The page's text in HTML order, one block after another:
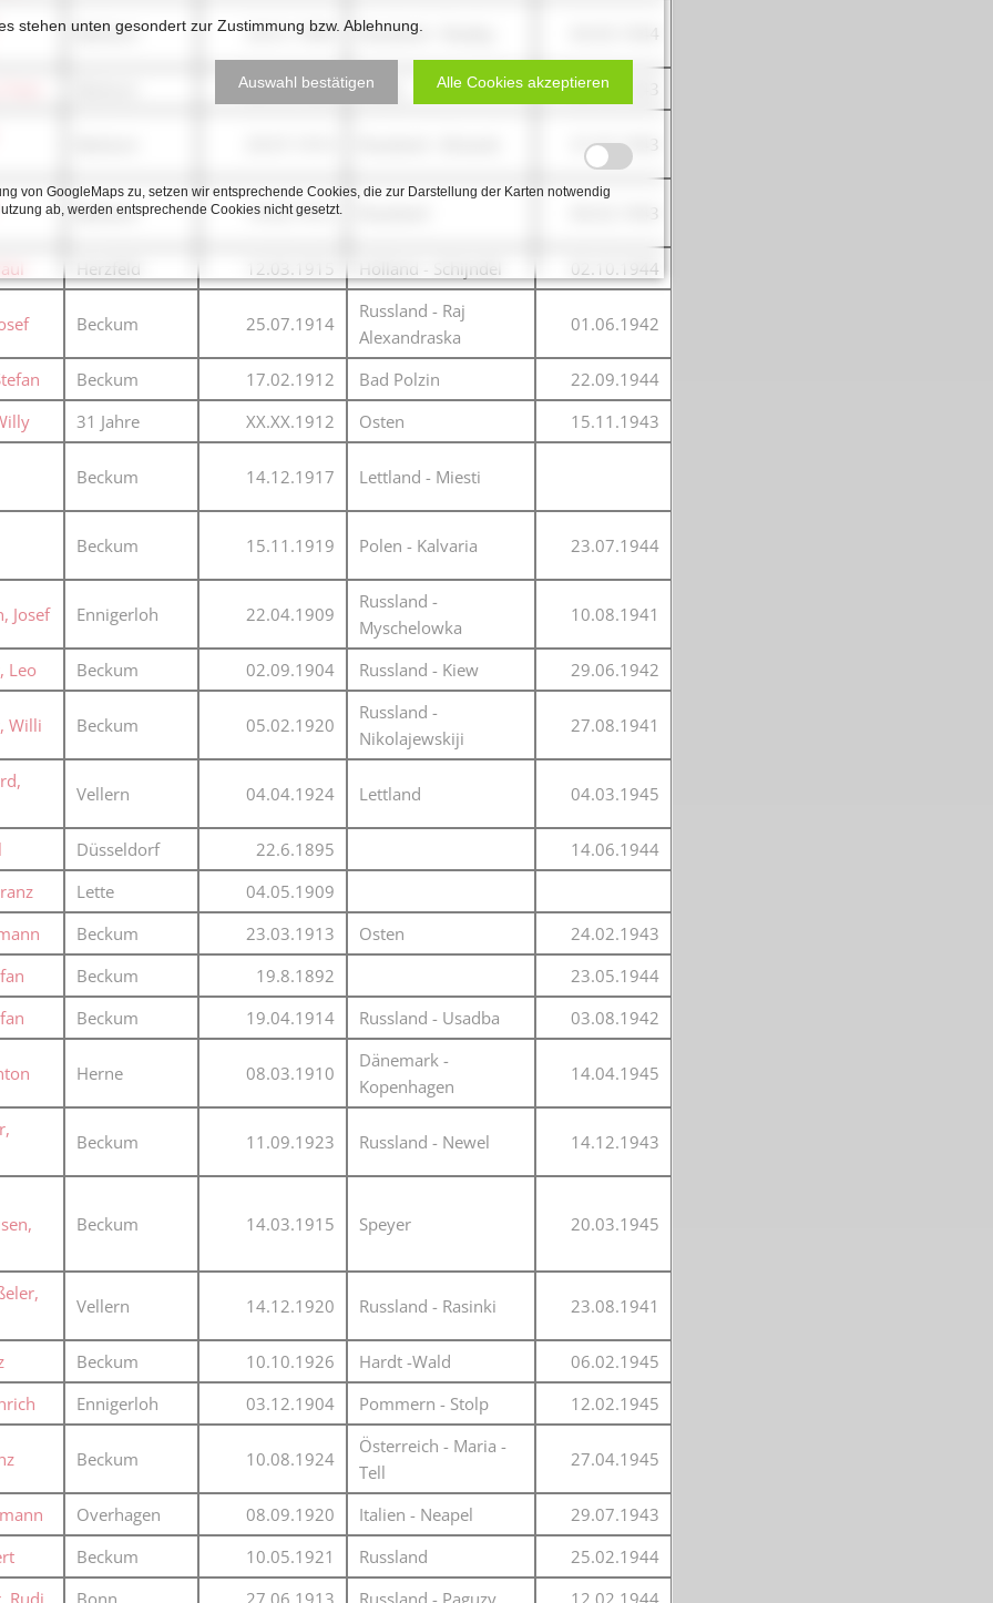
Beckum 29.01.1909 Russland - Rowby 04.05.1944
26.12.1924 Osten
03.10.1943
31.07.1943
Beckum 19.02.1912 06.02.1943
Herzfeld 12.03.1915 Holland - Schijndel 02.10.1944
Beckum 25.07.1914
Russland - Raj
Alexandraska
01.06.1942
Beckum 17.02.1912 Bad Polzin
22.09.1944
31 Jahre XX.XX.1912 Osten
15.11.1943
Beckum 14.12.1917 Lettland - Miesti
Beckum 15.11.1919 Polen - Kalvaria 23.07.1944
Josef Ennigerloh 22.04.1909
Russland -
Myschelowka
10.08.1941
Leo Beckum 02.09.1904 Russland - Kiew 29.06.1942
Willi Beckum 05.02.1920
Russland -
Nikolajewskiji
27.08.1941
Vellern 04.04.1924 Lettland 04.03.1945
Düsseldorf 22.6.1895
14.06.1944
Lette
04.05.1909
Beckum 23.03.1913 Osten
24.02.1943
Beckum 19.8.1892
23.05.1944
Beckum 19.04.1914 Russland - Usadba 03.08.1942
Herne 08.03.1910
Dänemark -
Kopenhagen
14.04.1945
Beckum 11.09.1923 Russland - Newel 14.12.1943
Beckum 14.03.1915 Speyer 20.03.1945
Vellern 14.12.1920 Russland - Rasinki 23.08.1941
Beckum 10.10.1926 Hardt -Wald
06.02.1945
Ennigerloh 03.12.1904 Pommern - Stolp 12.02.1945
Beckum 10.08.1924
Österreich - Maria -
Tell
27.04.1945
Overhagen 08.09.1920 Italien - Neapel
29.07.1943
Beckum 10.05.1921 Russland
25.02.1944
Rudi
Bonn 27.06.1913 Russland - Paguzy 12.02.1944
stehen unten gesondert zur Zustimmung bzw. Ablehnung.
Auswahl bestätigen Alle Cookies akzeptieren
von GoogleMaps zu, setzen wir entsprechende Cookies, die zur Darstellung der Karten notwendig
ab, werden entsprechende Cookies nicht gesetzt.